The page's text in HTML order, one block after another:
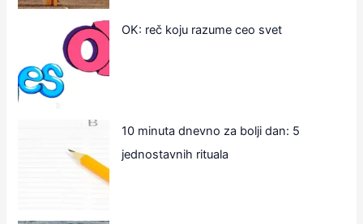
OK: reč koju razume ceo svet
10 minuta dnevno za bolji dan: 5
jednostavnih rituala